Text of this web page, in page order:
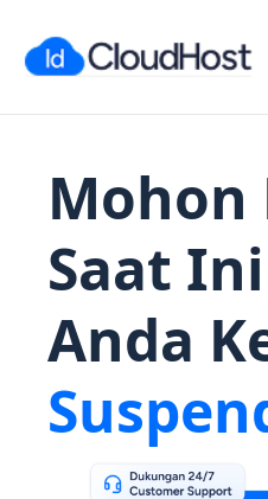
Mohon
Saat
Anda